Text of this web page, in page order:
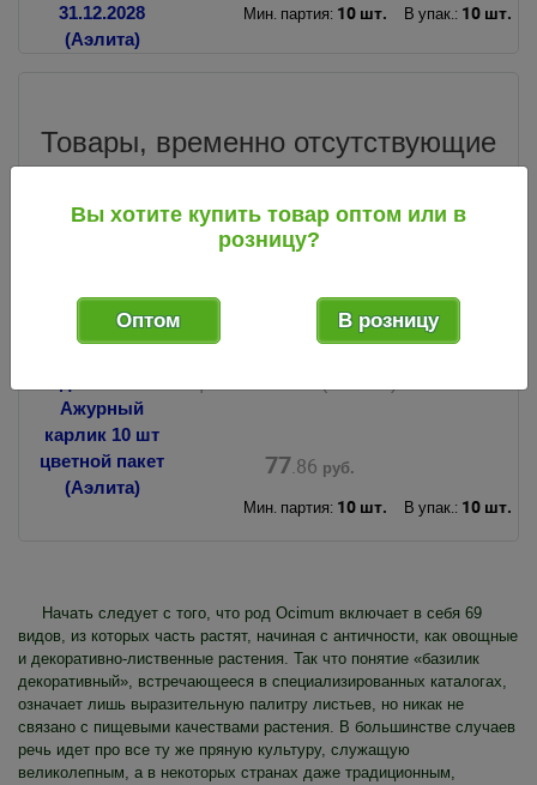
Мин. партия: 10 шт. В упак.: 10 шт.
Товары, временно отсутствующие
код
Семена Базилик декоративный
77.86 руб.
Мин. партия: 10 шт. В упак.: 10 шт.
Начать следует с того, что род Ocimum включает в себя 69
видов, из которых часть растят, начиная с античности, как овощные
и декоративно-лиственные растения. Так что понятие «базилик
декоративный», встречающееся в специализированных каталогах,
означает лишь выразительную палитру листьев, но никак не
связано с пищевыми качествами растения. В большинстве случаев
речь идет про все ту же пряную культуру, служащую
великолепным, а в некоторых странах даже традиционным,
Вы хотите купить товар оптом или в
розницу?
Оптом В розницу